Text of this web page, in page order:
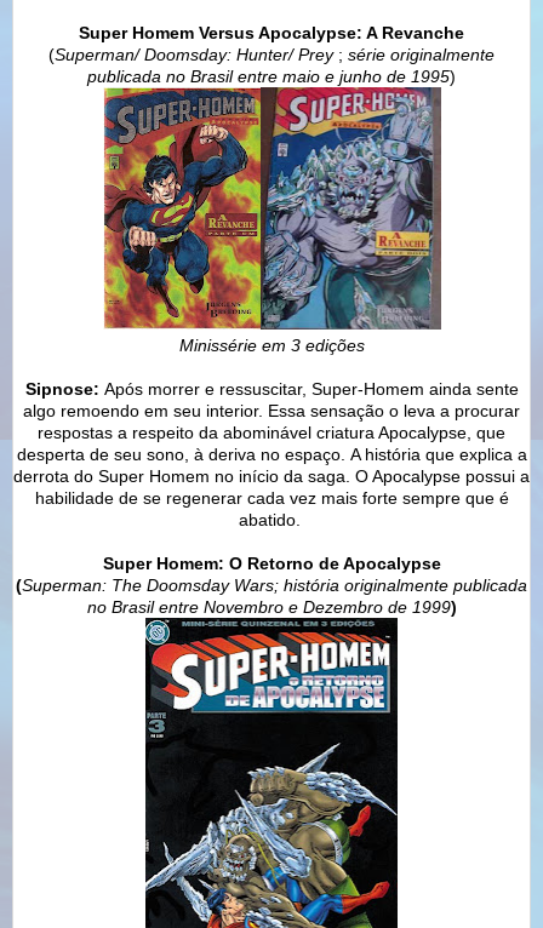
Super Homem Versus Apocalypse: A Revanche
(Superman/ Doomsday: Hunter/ Prey ; série originalmente
publicada no Brasilentre maio e junho de 1995)
Minissérie em 3 edições
Sipnose: Após morrer e ressuscitar, Super-Homem ainda sente
algo remoendo em seu interior. Essa sensação o leva a procurar
respostas a respeito da abominável criatura Apocalypse, que
desperta de seu sono, à deriva no espaço. A história que explica a
derrota do Super Homem no início da saga. O Apocalypse possui a
habilidade de se regenerar cada vez mais forte sempre que é
abatido.
Super Homem: O Retorno de Apocalypse
(Superman: The Doomsday Wars; história originalmente publicada
no Brasil entre Novembro e Dezembro de 1999)